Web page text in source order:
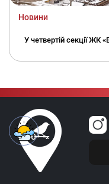
Новини
У четвертій секції ЖК